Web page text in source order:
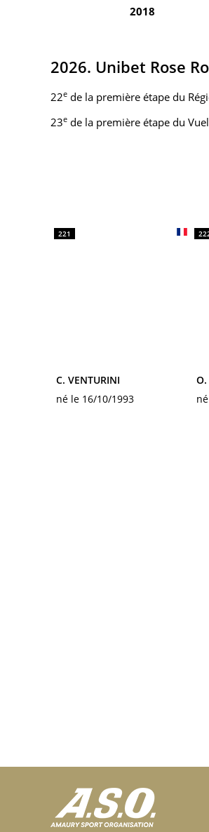
2018
2026. Unibet Rose
22e de la première étape du
23e de la première étape du
221
C. VENTURINI
né le 16/10/1993
O.